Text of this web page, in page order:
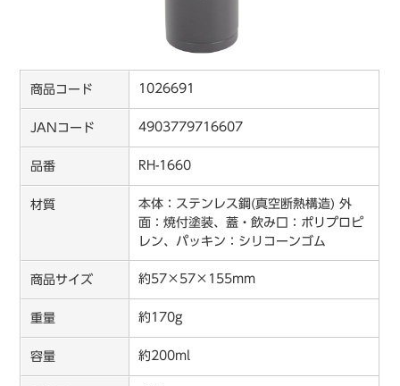
商品コード 1026691
JANコード 4903779716607
品番 RH-1660
材質
本体：ステンレス鋼(真空断熱構造) 外
面：焼付塗装、蓋・飲み口：ポリプロピ
レン、パッキン：シリコーンゴム
商品サイズ 約57×57×155mm
重量 約170g
容量 約200ml